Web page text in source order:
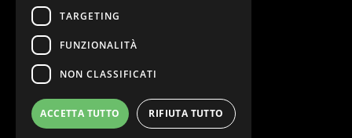
@2026 Teatro Nazionale
TARGETING
FUNZIONALITÀ
NON CLASSIFICATI
ACCETTA TUTTO RIFIUTA TUTTO